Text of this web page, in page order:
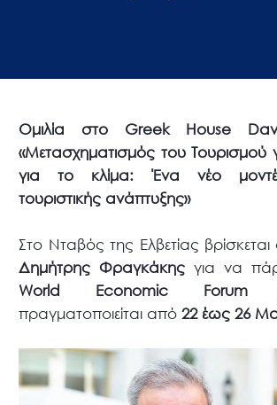
Ομιλία στο Greek House
«Μετασχηματισμός του
για το κλίμα: Ένα νέο
τουριστικής ανάπτυξης»
Στο Νταβός της Ελβετίας βρίσκεται
Δημήτρης Φραγκάκης για να
World Economic
πραγματοποιείται από22 έως 26